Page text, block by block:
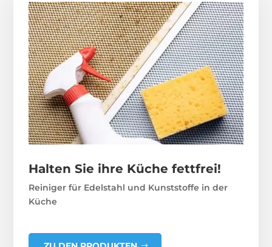
Halten Sie ihre Küche fettfrei!
Reiniger für Edelstahl und Kunststoffe in der
Küche